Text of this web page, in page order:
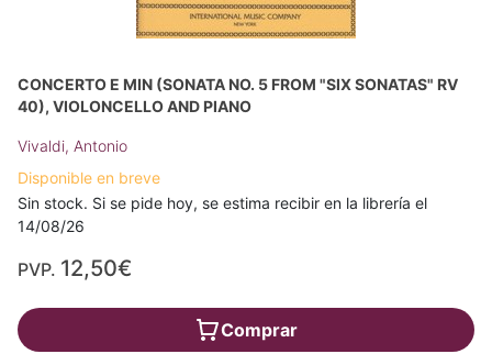
CONCERTO E MIN (SONATA NO. 5 FROM "SIX SONATAS" RV
40), VIOLONCELLO AND PIANO
Vivaldi, Antonio
Disponible en breve
Sin stock. Si se pide hoy, se estima recibir en la librería el
14/08/26
PVP. 12,50€
Comprar